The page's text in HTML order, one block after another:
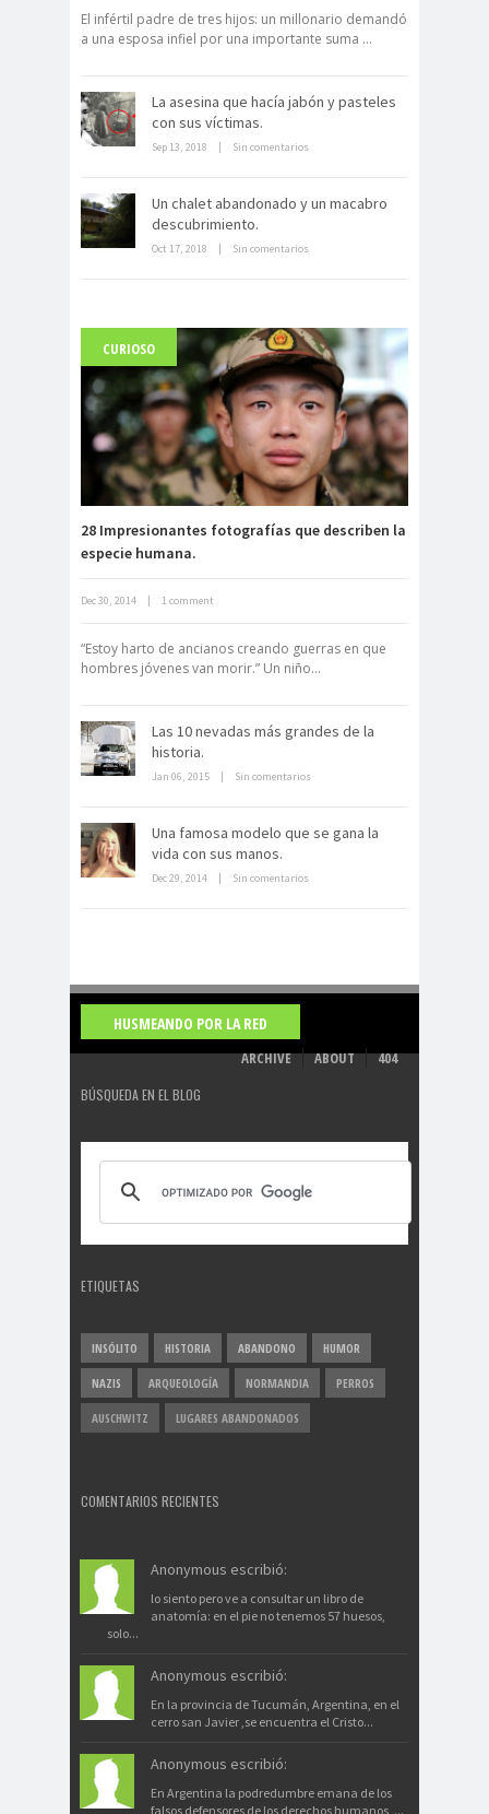
electrónico
abandonado
Carlo Acutis, el beato incorrupto de
15 años
Archivo Getty, un tesoro bajo tierra
de indias
El infértil padre de tres hijos: un millonario demandó
a una esposa infiel por una importante suma ...
La asesina que hacía jabón y pasteles
con sus víctimas.
Sep 13, 2018 | Sin comentarios
Un chalet abandonado y un macabro
descubrimiento.
Oct 17, 2018 | Sin comentarios
CURIOSO
28 Impresionantes fotografías que describen la
especie humana.
Dec 30, 2014 | 1 comment
“Estoy harto de ancianos creando guerras en que
hombres jóvenes van morir.” Un niño...
Las 10 nevadas más grandes de la
historia.
Jan 06, 2015 | Sin comentarios
Una famosa modelo que se gana la
vida con sus manos.
Dec 29, 2014 | Sin comentarios
HUSMEANDO POR LA RED
ARCHIVE ABOUT 404
BÚSQUEDA EN EL BLOG
ETIQUETAS
INSÓLITO HISTORIA ABANDONO HUMOR
NAZIS ARQUEOLOGÍA NORMANDIA PERROS
AUSCHWITZ LUGARES ABANDONADOS
COMENTARIOS RECIENTES
Anonymous escribió:
lo siento pero ve a consultar un libro de
anatomía: en el pie no tenemos 57 huesos,
solo...
Anonymous escribió:
En la provincia de Tucumán, Argentina, en el
cerro san Javier ,se encuentra el Cristo...
Anonymous escribió:
En Argentina la podredumbre emana de los
falsos defensores de los derechos humanos ,...